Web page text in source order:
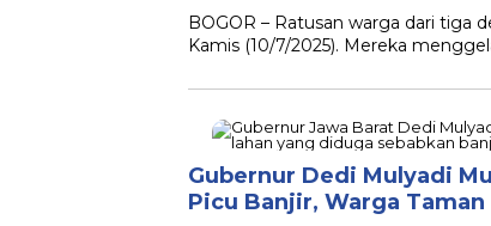
BOGOR – Ratusan warga dari tiga
Kamis (10/7/2025). Mereka
Gubernur Dedi Mulyadi
Picu Banjir, Warga